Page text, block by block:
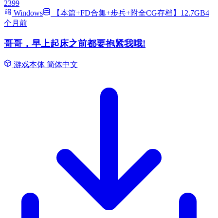
2399
Windows
【本篇+FD合集+步兵+附全CG存档】12.7GB4
个月前
哥哥，早上起床之前都要抱紧我哦!
游戏本体 简体中文